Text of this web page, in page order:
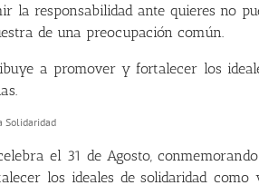
la responsabilidad ante quieres no
de una preocupación común.
a promover y fortalecer los
el 31 de Agosto,
los ideales de solidaridad